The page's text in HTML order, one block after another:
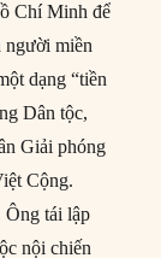
Chí Minh để
người miền
dạng “tiền
Dân tộc,
Giải phóng
Cộng.
Ông tái lập
nội chiến